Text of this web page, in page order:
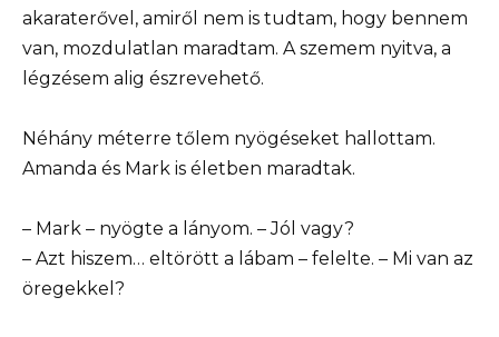
akaraterővel, amiről nem is tudtam, hogy bennem
van, mozdulatlan maradtam. A szemem nyitva, a
légzésem alig észrevehető.
Néhány méterre tőlem nyögéseket hallottam.
Amanda és Mark is életben maradtak.
– Mark – nyögte a lányom. – Jól vagy?
– Azt hiszem… eltörött a lábam – felelte. – Mi van az
öregekkel?